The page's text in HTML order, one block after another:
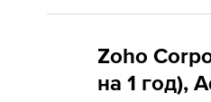
Zoho
на 1 год),